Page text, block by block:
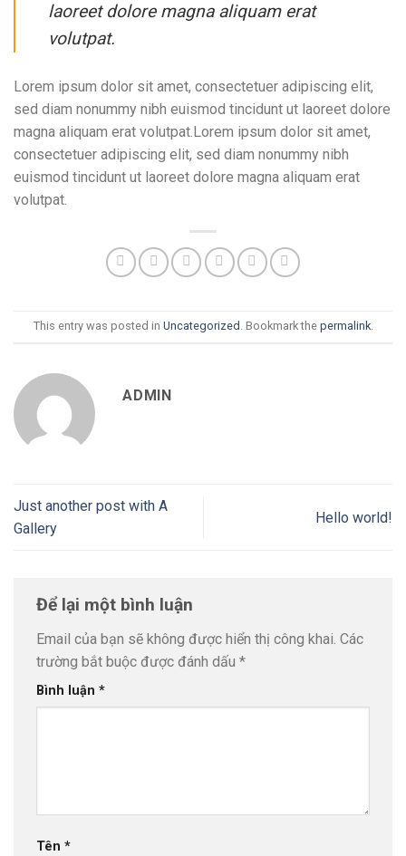
laoreet dolore magna aliquam erat
volutpat.
Lorem ipsum dolor sit amet, consectetuer adipiscing elit,
sed diam nonummy nibh euismod tincidunt ut laoreet dolore
magna aliquam erat volutpat.Lorem ipsum dolor sit amet,
consectetuer adipiscing elit, sed diam nonummy nibh
euismod tincidunt ut laoreet dolore magna aliquam erat
volutpat.
This entry was posted in Uncategorized . Bookmark the permalink.
ADMIN
Just another post with A
Gallery
Hello world!
Để lại một bình luận
Email của bạn sẽ không được hiển thị công khai. Các
trường bắt buộc được đánh dấu *
Bình luận *
Tên *